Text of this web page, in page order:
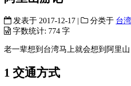
发表于 2017-12-17 | 分类于 台湾
字数统计: 774 字
老一辈想到台湾马上就会想到阿里
1 交通方式